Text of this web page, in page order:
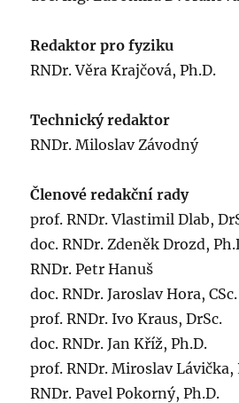
Redaktor pro fyziku
RNDr. Věra Krajčová, Ph.D.
Technický redaktor
RNDr. Miloslav Závodný
Členové redakční rady
prof. RNDr. Vlastimil Dlab,
doc. RNDr. Zdeněk Drozd,
RNDr. Petr Hanuš
doc. RNDr. Jaroslav Hora, CSc.
prof. RNDr. Ivo Kraus, DrSc.
doc. RNDr. Jan Kříž, Ph.D.
prof. RNDr. Miroslav Lávička,
RNDr. Pavel Pokorný, Ph.D.